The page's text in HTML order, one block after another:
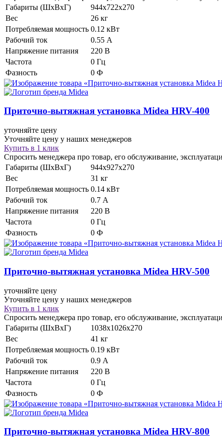
Габариты (ШхВхГ)
944х722х270
Вес
26 кг
Потребляемая мощность 0.12 кВт
Рабочий ток
0.55 А
Напряжение питания
220 В
Частота
0 Гц
Фазность
0 Ф
Приточно-вытяжная установка Midea HRV-400
уточняйте цену
Уточняйте цену у наших менеджеров
Купить в 1 клик
Спросить менеджера про товар, его обслуживание,
Габариты (ШхВхГ)
944х927х270
Вес
31 кг
Потребляемая мощность 0.14 кВт
Рабочий ток
0.7 А
Напряжение питания
220 В
Частота
0 Гц
Фазность
0 Ф
Приточно-вытяжная установка Midea HRV-500
уточняйте цену
Уточняйте цену у наших менеджеров
Купить в 1 клик
Спросить менеджера про товар, его обслуживание,
Габариты (ШхВхГ)
1038х1026х270
Вес
41 кг
Потребляемая мощность 0.19 кВт
Рабочий ток
0.9 А
Напряжение питания
220 В
Частота
0 Гц
Фазность
0 Ф
Приточно-вытяжная установка Midea HRV-800